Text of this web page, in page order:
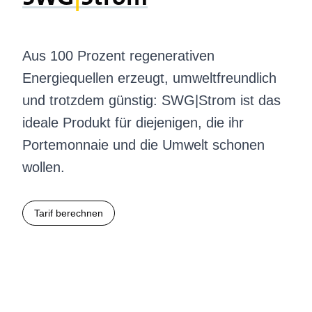
Aus 100 Prozent regenerativen
Energiequellen erzeugt, umweltfreundlich
und trotzdem günstig: SWG|Strom ist das
ideale Produkt für diejenigen, die ihr
Portemonnaie und die Umwelt schonen
wollen.
Tarif berechnen